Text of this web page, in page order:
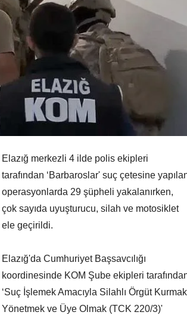
Elazığ merkezli 4 ilde polis ekipleri
tarafından ‘Barbaroslar' suç çetesine
operasyonlarda 29 şüpheli yakalanırken,
çok sayıda uyuşturucu, silah ve motosiklet
ele geçirildi.
Elazığ'da Cumhuriyet Başsavcılığı
koordinesinde KOM Şube ekipleri
‘Suç İşlemek Amacıyla Silahlı Örgüt
Yönetmek ve Üye Olmak (TCK 220/3)'